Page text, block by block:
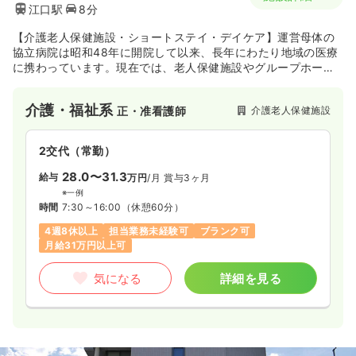
江口駅 8分
【介護老人保健施設・ショートステイ・デイケア】運営母体の
協立病院は昭和48年に開院して以来、長年にわたり地域の医療
に携わっています。現在では、老人保健施設やグループホーム
位置しており、紅葉温泉や金剛の滝などの豊かな自然に囲まれ
た介護老人保健施設です。
介護・福祉系正・准看護師 介護老人保健施設
2交代（常勤）
給与 28.0〜31.3万円/月 賞与3ヶ月
※一例
時間 7:30～16:00 （休憩60分）
4週8休以上
担当業務未経験可
ブランク可
月給31万円以上可
気になる 詳細を見る